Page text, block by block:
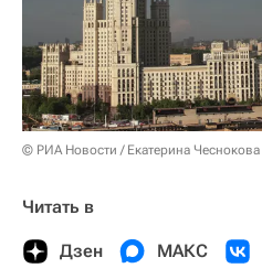
© РИА Новости / Екатерина Чеснокова
Читать в
Дзен МАКС